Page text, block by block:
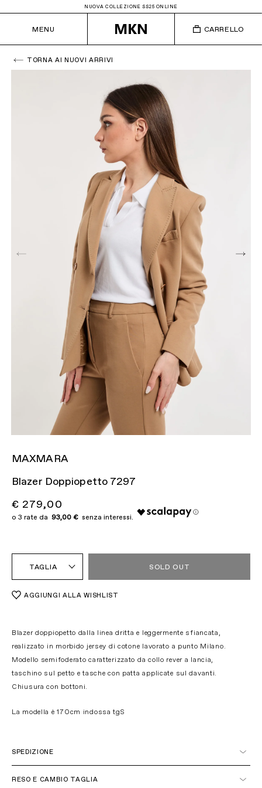
NUOVA COLLEZIONE SS25 ONLINE
MENU CARRELLO
TORNA AI NUOVI ARRIVI
MAXMARA
Blazer Doppiopetto 7297
€ 279,00
93,00 €
TAGLIA SOLD OUT
AGGIUNGI ALLA WISHLIST
Blazer doppiopetto dalla linea dritta e leggermente sfiancata,
realizzato in morbido jersey di cotone lavorato a punto Milano.
Modello semifoderato caratterizzato da collo rever a lancia,
taschino sul petto e tasche con patta applicate sul davanti.
Chiusura con bottoni.
La modella è 170cm indossa tgS
SPEDIZIONE
RESO E CAMBIO TAGLIA